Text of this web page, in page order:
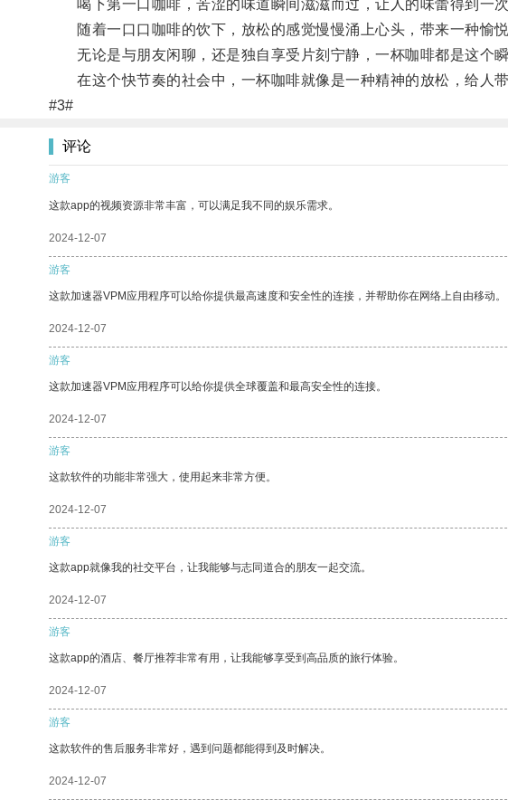
喝下第一口咖啡，苦涩的味道瞬间滋滋而过，让人的味蕾得到一次
随着一口口咖啡的饮下，放松的感觉慢慢涌上心头，带来一种愉悦
无论是与朋友闲聊，还是独自享受片刻宁静，一杯咖啡都是这个瞬
在这个快节奏的社会中，一杯咖啡就像是一种精神的放松，给人带
#3#
评论
游客
这款app的视频资源非常丰富，可以满足我不同的娱乐需求。
2024-12-07
游客
这款加速器VPM应用程序可以给你提供最高速度和安全性的连接，并帮助你在网络上自由移动。
2024-12-07
游客
这款加速器VPM应用程序可以给你提供全球覆盖和最高安全性的连接。
2024-12-07
游客
这款软件的功能非常强大，使用起来非常方便。
2024-12-07
游客
这款app就像我的社交平台，让我能够与志同道合的朋友一起交流。
2024-12-07
游客
这款app的酒店、餐厅推荐非常有用，让我能够享受到高品质的旅行体验。
2024-12-07
游客
这款软件的售后服务非常好，遇到问题都能得到及时解决。
2024-12-07